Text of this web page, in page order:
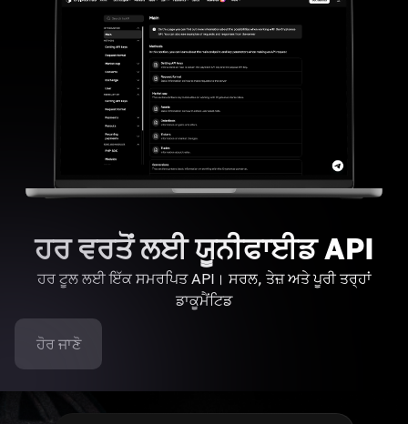
ਹਰ ਵਰਤੋਂ ਲਈ ਯੂਨੀਫਾਈਡ API
ਹਰ ਟੂਲ ਲਈ ਇੱਕ ਸਮਰਪਿਤ API। ਸਰਲ, ਤੇਜ਼ ਅਤੇ ਪੂਰੀ ਤਰ੍ਹਾਂ
ਡਾਕੂਮੈਂਟਿਡ
ਹੋਰ ਜਾਣੋ